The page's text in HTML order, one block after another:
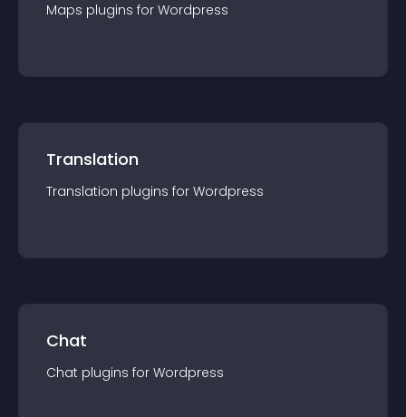
Maps plugins for Wordpress
Translation
Translation plugins for Wordpress
Chat
Chat plugins for Wordpress